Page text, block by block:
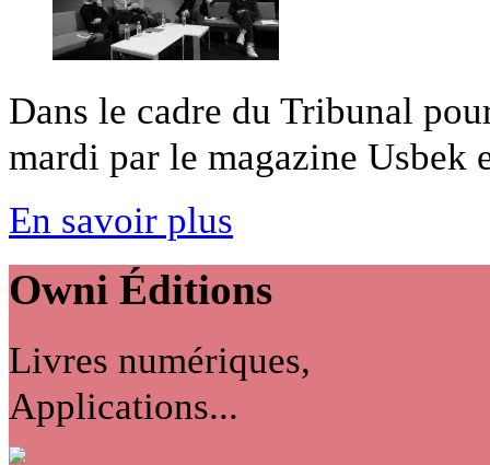
Dans le cadre du Tribunal
mardi par le magazine
En savoir plus
Owni Éditions
Livres numériques,
Applications...